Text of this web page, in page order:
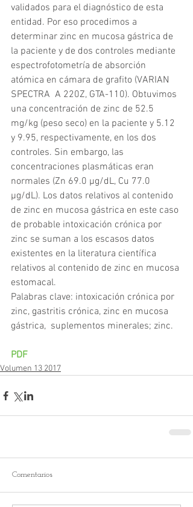
validados para el diagnóstico de esta
entidad. Por eso procedimos a
determinar zinc en mucosa gástrica de
la paciente y de dos controles mediante
espectrofotometría de absorción
atómica en cámara de grafito (VARIAN
SPECTRA  A 220Z, GTA-110). Obtuvimos
una concentración de zinc de 52.5
mg/kg (peso seco) en la paciente y 5.12
y 9.95, respectivamente, en los dos
controles. Sin embargo, las
concentraciones plasmáticas eran
normales (Zn 69.0 µg/dL, Cu 77.0
µg/dL). Los datos relativos al contenido
de zinc en mucosa gástrica en este caso
de probable intoxicación crónica por
zinc se suman a los escasos datos
existentes en la literatura científica
relativos al contenido de zinc en mucosa
estomacal.
Palabras clave: intoxicación crónica por
zinc, gastritis crónica, zinc en mucosa
gástrica,  suplementos minerales; zinc.
PDF
Volumen 13 2017
Comentarios